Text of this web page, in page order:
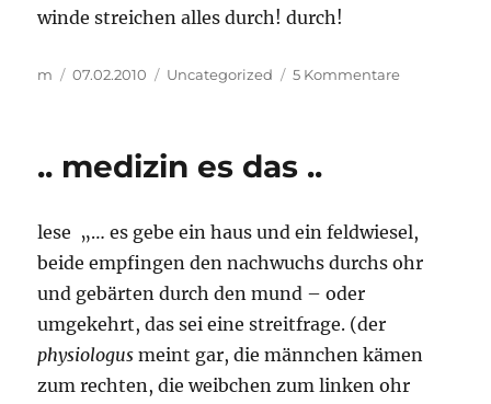
winde streichen alles durch! durch!
Autor
m
Veröffentlicht
07.02.2010 Kategorien
Uncategorized 5 Kommentarezu
.. medizin es das ..
lese „… es gebe ein haus und ein feldwiesel,
beide empfingen den nachwuchs durchs ohr
und gebärten durch den mund – oder
umgekehrt, das sei eine streitfrage. (der
physiologus meint gar, die männchen kämen
zum rechten, die weibchen zum linken ohr